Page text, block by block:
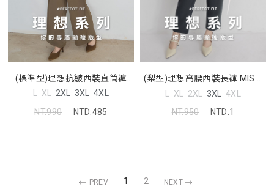
(標準型)理想抗皺西裝直筒褲
MISS
L XL 2XL 3XL 4XL
NT.990
NTD.485
(梨型)理想高腰西裝長褲 MISS.
中大尺碼褲子
L XL 2XL 3XL 4XL
NT.950
NTD.1
PREV 1 2 NEXT